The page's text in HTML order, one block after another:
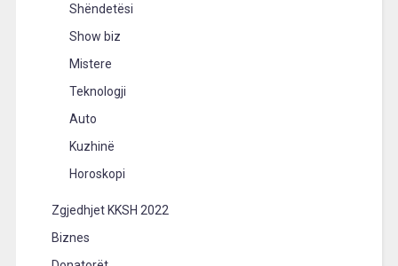
Shëndetësi
Show biz
Mistere
Teknologji
Auto
Kuzhinë
Horoskopi
Zgjedhjet KKSH 2022
Biznes